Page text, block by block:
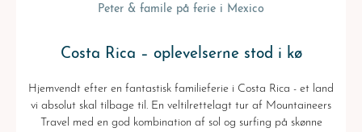
Peter & famile på ferie i Mexico
Costa Rica – oplevelserne stod i kø
Hjemvendt efter en fantastisk familieferie i Costa Rica - et land
vi absolut skal tilbage til. En veltilrettelagt tur af Mountaineers
Travel med en god kombination af sol og surfing på skønne